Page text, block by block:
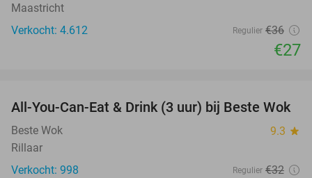
Maastricht
Verkocht: 4.612
Regulier €36
€27
20%
All-You-Can-Eat & Drink (3 uur) bij Beste Wok
Beste Wok 9.3 star
Rillaar
Verkocht: 998
Regulier €32